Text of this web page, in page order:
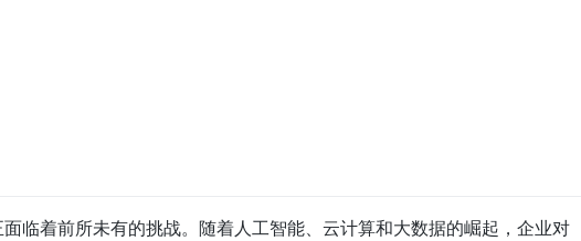
临着前所未有的挑战。随着人工智能、云计算和大数据的崛起，企业对